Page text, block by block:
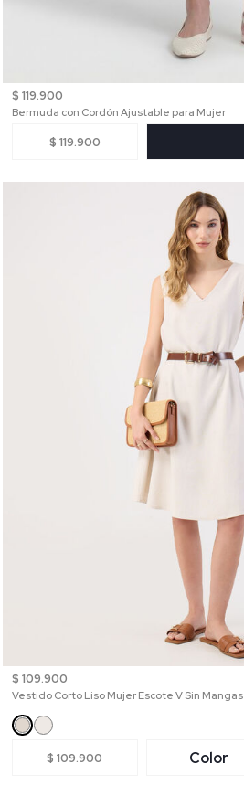
$ 119.900
Bermuda con Cordón Ajustable para Mujer
$ 119.900
$ 109.900
Vestido Corto Liso Mujer Escote V Sin Mangas
$ 109.900 Color